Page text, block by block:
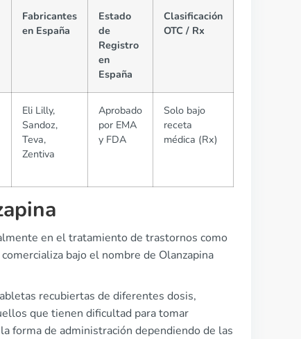
Fabricantes
en España
Estado
de
Registro
en
España
Clasificación
OTC / Rx
Eli Lilly,
Sandoz,
Teva,
Zentiva
Aprobado
por EMA
y FDA
Solo bajo
receta
médica (Rx)
en el tratamiento de trastornos como
bajo el nombre de Olanzapina
recubiertas de diferentes dosis,
que tienen dificultad para tomar
forma de administración dependiendo de las